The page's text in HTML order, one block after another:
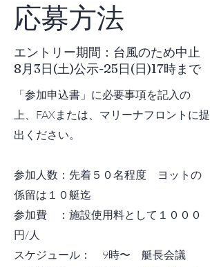
応募方法
エントリー期間：台風のため中止
8月3日(土)公示-25日(日)17時まで
「参加申込書」に必要事項を記入の
上、FAXまたは、マリーナフロントに提
出ください。
参加人数：先着５０名程度 ヨットの
係留は１０艇迄
参加費 ：施設使用料として１０００
円/人
スケジュール： 9時〜 艇長会議